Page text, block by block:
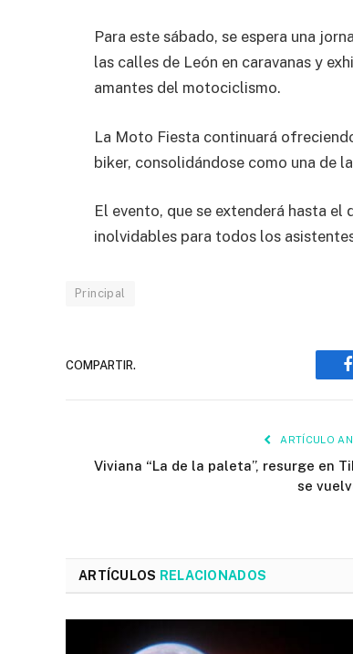
Para este sábado, se espera una
las calles de León en caravanas y
amantes del motociclismo.
La Moto Fiesta continuará
biker, consolidándose como una de
El evento, que se extenderá hasta
inolvidables para todos los
Principal
COMPARTIR.
ARTÍCULO
Viviana “La de la paleta”, resurge en
se
ARTÍCULOS RELACIONADOS